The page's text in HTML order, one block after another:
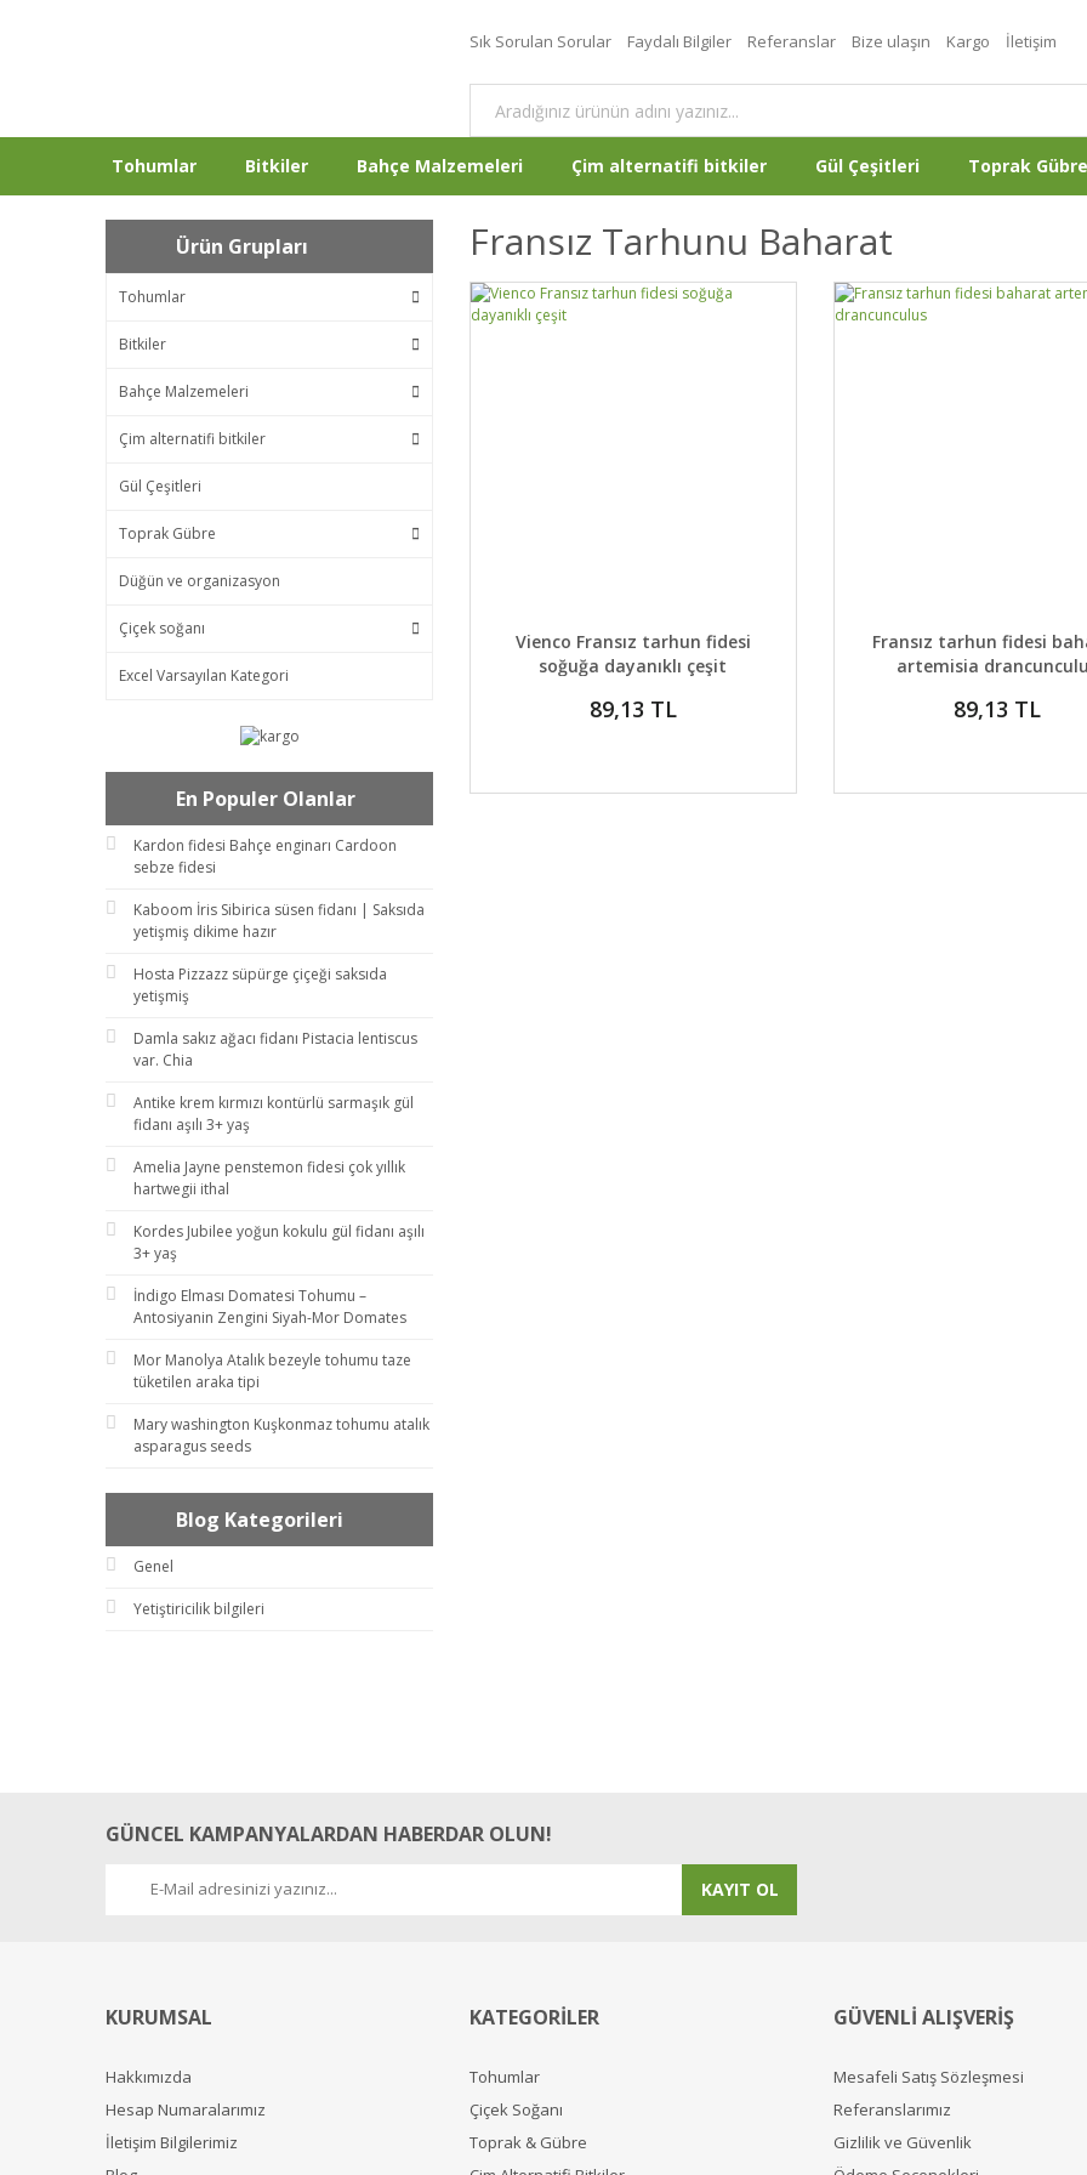
Sık Sorulan Sorular Faydalı Bilgiler Referanslar Bize ulaşın Kargo İletişim
Tohumlar Bitkiler Bahçe Malzemeleri Çim alternatifi bitkiler Gül Çeşitleri Toprak Gübre
Ürün Grupları
Tohumlar
Bitkiler
Bahçe Malzemeleri
Çim alternatifi bitkiler
Gül Çeşitleri
Toprak Gübre
Düğün ve organizasyon
Çiçek soğanı
Excel Varsayılan Kategori
En Populer Olanlar
Kardon fidesi Bahçe enginarı Cardoon
sebze fidesi
Kaboom İris Sibirica süsen fidanı | Saksıda
yetişmiş dikime hazır
Hosta Pizzazz süpürge çiçeği saksıda
yetişmiş
Damla sakız ağacı fidanı Pistacia lentiscus
var. Chia
Antike krem kırmızı kontürlü sarmaşık gül
fidanı aşılı 3+ yaş
Amelia Jayne penstemon fidesi çok yıllık
hartwegii ithal
Kordes Jubilee yoğun kokulu gül fidanı aşılı
3+ yaş
İndigo Elması Domatesi Tohumu –
Antosiyanin Zengini Siyah-Mor Domates
Mor Manolya Atalık bezeyle tohumu taze
tüketilen araka tipi
Mary washington Kuşkonmaz tohumu atalık
asparagus seeds
Blog Kategorileri
Genel
Yetiştiricilik bilgileri
Fransız Tarhunu Baharat
DETAYLAR GELİNCE HABER VER
Vienco Fransız tarhun fidesi
soğuğa dayanıklı çeşit
89,13 TL
DETAYLAR GELİNCE
Fransız tarhun fidesi
artemisia
89,13 TL
GÜNCEL KAMPANYALARDAN HABERDAR OLUN!
KAYIT OL
KURUMSAL
Hakkımızda
Hesap Numaralarımız
İletişim Bilgilerimiz
KATEGORİLER
Tohumlar
Çiçek Soğanı
Toprak & Gübre
GÜVENLİ ALIŞVERİŞ
Mesafeli Satış Sözleşmesi
Referanslarımız
Gizlilik ve Güvenlik